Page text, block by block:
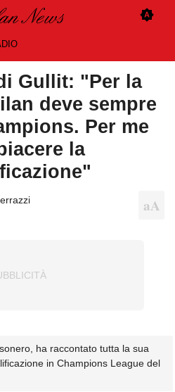
Gullit: "Per la
deve sempre
Per me
la
ha raccontato tutta la sua
in Champions League del